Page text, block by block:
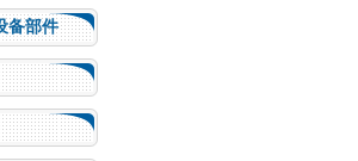
备部件